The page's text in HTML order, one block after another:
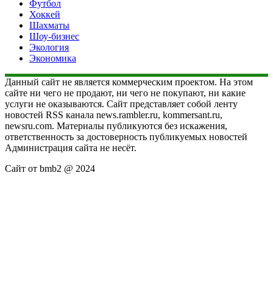
Футбол
Хоккей
Шахматы
Шоу-бизнес
Экология
Экономика
Данный сайт не является коммерческим проектом. На этом
сайте ни чего не продают, ни чего не покупают, ни какие
услуги не оказываются. Сайт представляет собой ленту
новостей RSS канала news.rambler.ru, kommersant.ru,
newsru.com. Материалы публикуются без искажения,
ответственность за достоверность публикуемых новостей
Администрация сайта не несёт.
Сайт от bmb2 @ 2024